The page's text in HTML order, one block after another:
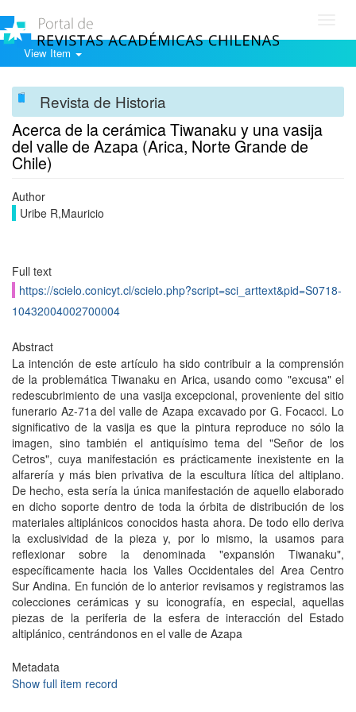
View Item
Revista de Historia
Acerca de la cerámica Tiwanaku y una vasija
del valle de Azapa (Arica, Norte Grande de
Chile)
Author
Uribe R,Mauricio
Full text
https://scielo.conicyt.cl/scielo.php?script=sci_arttext&pid=S0718-
10432004002700004
Abstract
La intención de este artículo ha sido contribuir a la comprensión
de la problemática Tiwanaku en Arica, usando como "excusa" el
redescubrimiento de una vasija excepcional, proveniente del sitio
funerario Az-71a del valle de Azapa excavado por G. Focacci. Lo
significativo de la vasija es que la pintura reproduce no sólo la
imagen, sino también el antiquísimo tema del "Señor de los
Cetros", cuya manifestación es prácticamente inexistente en la
alfarería y más bien privativa de la escultura lítica del altiplano.
De hecho, esta sería la única manifestación de aquello elaborado
en dicho soporte dentro de toda la órbita de distribución de los
materiales altiplánicos conocidos hasta ahora. De todo ello deriva
la exclusividad de la pieza y, por lo mismo, la usamos para
reflexionar sobre la denominada "expansión Tiwanaku",
específicamente hacia los Valles Occidentales del Area Centro
Sur Andina. En función de lo anterior revisamos y registramos las
colecciones cerámicas y su iconografía, en especial, aquellas
piezas de la periferia de la esfera de interacción del Estado
altiplánico, centrándonos en el valle de Azapa
Metadata
Show full item record